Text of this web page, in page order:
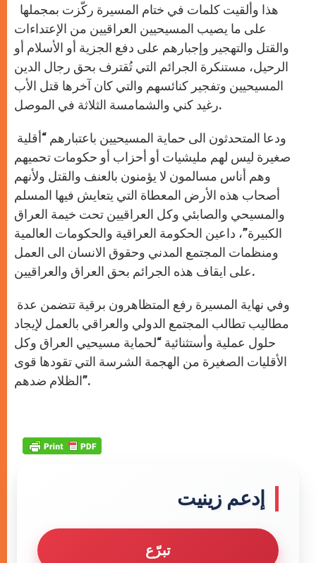
على ما يصيب المسيحيين العراقيين من الإعتداءات
والقتل والتهجير وإجبارهم على دفع الجزية أو الأسلام أو
الرحيل، مستنكرة الجرائم التي تُقترف بحق رجال الدين
المسيحيين وتفجير كنائسهم والتي كان آخرها قتل الأب
رغيد كني والشمامسة الثلاثة في الموصل.
صغيرة ليس لهم مليشيات أو أحزاب أو حكومات تحميهم
وهم أناس مسالمون لا يؤمنون بالعنف والقتل ولأنهم
أصحاب هذه الأرض المعطاة التي يتعايش فيها المسلم
والمسيحي والصابئي وكل العراقيين تحت خيمة العراق
الكبيرة”، داعين الحكومة العراقية والحكومات العالمية
ومنظمات المجتمع المدني وحقوق الانسان الى العمل
على ايقاف هذه الجرائم بحق العراق والعراقيين.
مطاليب تطالب المجتمع الدولي والعراقي بالعمل لإيجاد
حلول عملية وأستثنائية “لحماية مسيحيي العراق وكل
الأقليات الصغيرة من الهجمة الشرسة التي تقودها قوى
الظلام ضدهم”.
إدعم زينيت
تبرّع